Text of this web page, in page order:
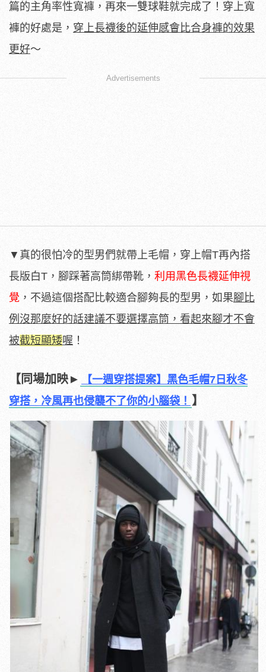
篇的主角率性寬褲，再來一雙球鞋就完成了！穿上寬
褲的好處是， 穿上長襪後的延伸感會比合身褲的效果
更好～
Advertisements
▼真的很怕冷的型男們就帶上毛帽，穿上帽T再內搭
長版白T，腳踩著高筒綁帶靴， 利用黑色長襪延伸視
覺 ，不過這個搭配比較適合腳夠長的型男，如果腳比
例沒那麼好的話建議不要選擇高筒，看起來腳才不會
被截短顯矮喔 ！
【同場加映►
【一週穿搭提案】黑色毛帽7日秋冬
穿搭，冷風再也侵襲不了你的小腦袋！ 】